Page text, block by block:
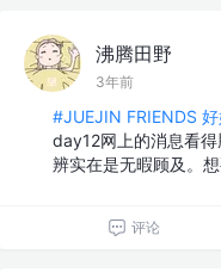
沸腾田野
3年前
#JUEJIN FRIENDS
day12网上的消息看
辨实在是无暇顾及。
评论